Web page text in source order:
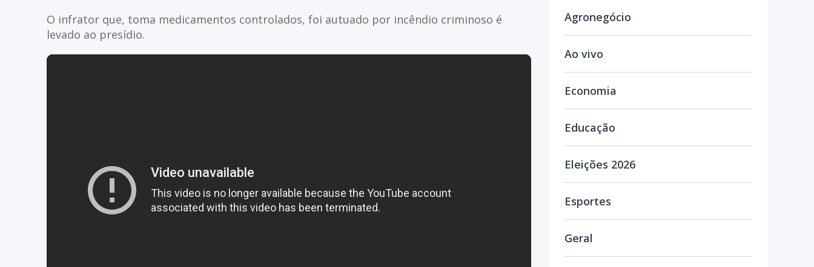
O infrator que, toma medicamentos controlados, foi autuado por incêndio criminoso é
levado ao presídio.
Agronegócio
Ao vivo
Economia
Educação
Eleições 2026
Esportes
Geral